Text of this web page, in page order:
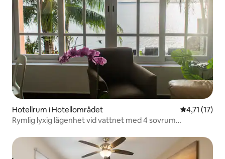
Hotellrum i Hotellområdet 4,71 av 5 i
4,71 (17)
Rymlig lyxig lägenhet vid vattnet med 4 sovrum